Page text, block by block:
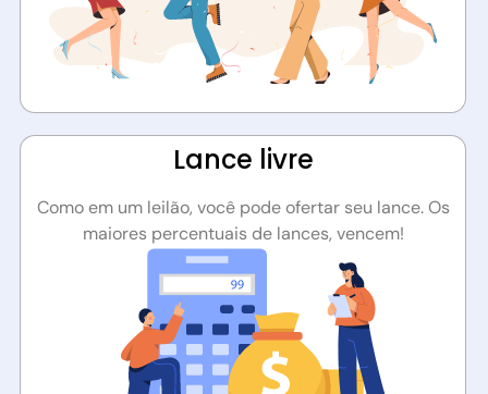
Lance livre
Como em um leilão, você pode ofertar seu lance. Os
maiores percentuais de lances, vencem!